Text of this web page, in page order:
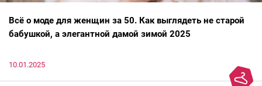
Всё о моде для женщин за 50. Как выглядеть не старой
бабушкой, а элегантной дамой зимой 2025
10.01.2025